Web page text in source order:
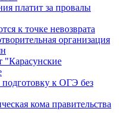
платит за провалы
к точке невозврата
организация
"Карасунские
к ОГЭ без
кома правительства